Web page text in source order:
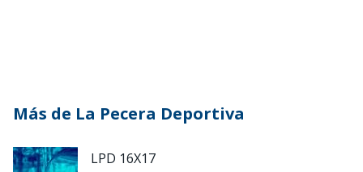
Más de La Pecera Deportiva
LPD 16X17